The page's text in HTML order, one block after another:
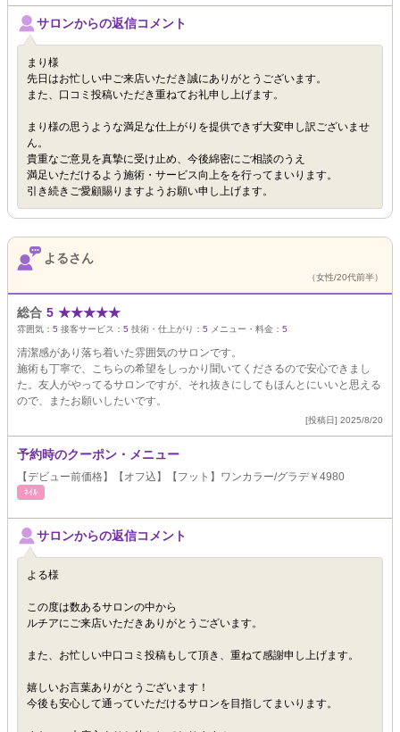
サロンからの返信コメント
まり様
先日はお忙しい中ご来店いただき誠にありがとうございます。
また、口コミ投稿いただき重ねてお礼申し上げます。
まり様の思うような満足な仕上がりを提供できず大変申し訳ございませ
ん。
貴重なご意見を真摯に受け止め、今後綿密にご相談のうえ
満足いただけるよう施術・サービス向上をを行ってまいります。
引き続きご愛顧賜りますようお願い申し上げます。
よるさん
（女性/20代前半）
総合 5 ★★★★★
雰囲気： 5 接客サービス： 5 技術・仕上がり： 5 メニュー・料金： 5
清潔感があり落ち着いた雰囲気のサロンです。
施術も丁寧で、こちらの希望をしっかり聞いてくださるので安心できまし
た。友人がやってるサロンですが、それ抜きにしてもほんとにいいと思える
ので、またお願いしたいです。
[投稿日] 2025/8/20
予約時のクーポン・メニュー
【デビュー前価格】【オフ込】【フット】ワンカラー/グラデ￥4980
ﾈｲﾙ
サロンからの返信コメント
よる様
この度は数あるサロンの中から
ルチアにご来店いただきありがとうございます。
また、お忙しい中口コミ投稿もして頂き、重ねて感謝申し上げます。
嬉しいお言葉ありがとうございます！
今後も安心して通っていただけるサロンを目指してまいります。